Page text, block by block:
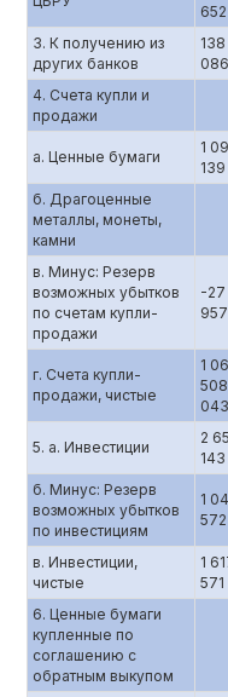
652
3. К получению из
других банков
086
4. Счета купли и
продажи
а. Ценные бумаги
1
б. Драгоценные
металлы, монеты,
камни
в. Минус: Резерв
возможных убытков
по счетам купли-
продажи
-
957
г. Счета купли-
продажи, чистые
1
508
043
5. а. Инвестиции
2
143
б. Минус: Резерв
возможных убытков
по инвестициям
1
572
в. Инвестиции,
чистые
1
571
6. Ценные бумаги
купленные по
соглашению c
обратным выкупом